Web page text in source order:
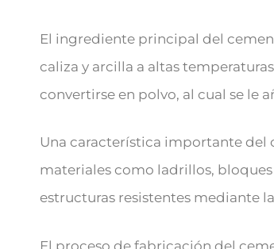
El ingrediente principal del
caliza y arcilla a altas
convertirse en polvo, al cual se le
Una característica importante del
materiales como ladrillos,
estructuras resistentes mediante
El proceso de fabricación del